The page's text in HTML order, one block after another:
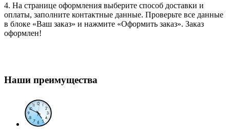
4. На странице оформления выберите способ доставки и
оплаты, заполните контактные данные. Проверьте все данные
в блоке «Ваш заказ» и нажмите «Оформить заказ». Заказ
оформлен!
Наши преимущества